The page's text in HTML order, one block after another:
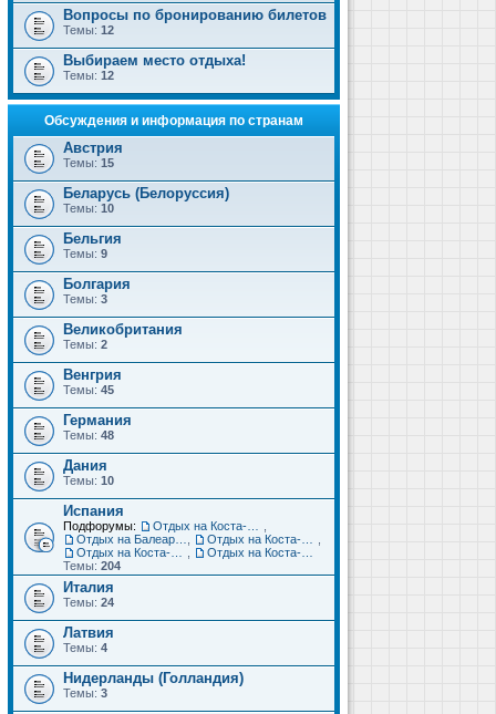
Вопросы по бронированию билетов
Темы: 12
Выбираем место отдыха!
Темы: 12
Обсуждения и информация по странам
Австрия
Темы: 15
Беларусь (Белоруссия)
Темы: 10
Бельгия
Темы: 9
Болгария
Темы: 3
Великобритания
Темы: 2
Венгрия
Темы: 45
Германия
Темы: 48
Дания
Темы: 10
Испания
Подфорумы:
Темы: 204
Италия
Темы: 24
Латвия
Темы: 4
Нидерланды (Голландия)
Темы: 3